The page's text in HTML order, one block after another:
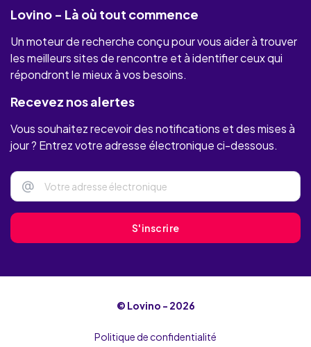
MilfsFrançaises
PlaceLibertine
RencontreUneCougar
JeContacte
Lovino - Là où tout commence
Un moteur de recherche conçu pour vous aider à trouver
les meilleurs sites de rencontre et à identifier ceux qui
répondront le mieux à vos besoins.
Recevez nos alertes
Vous souhaitez recevoir des notifications et des mises à
jour ? Entrez votre adresse électronique ci-dessous.
@
S'inscrire
© Lovino - 2026
Politique de confidentialité